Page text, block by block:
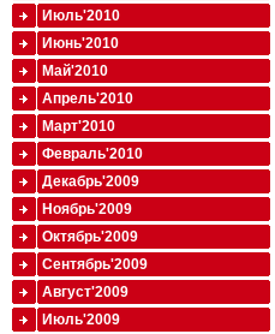
Июль'2010
Июнь'2010
Май'2010
Апрель'2010
Март'2010
Февраль'2010
Декабрь'2009
Ноябрь'2009
Октябрь'2009
Сентябрь'2009
Август'2009
Июль'2009